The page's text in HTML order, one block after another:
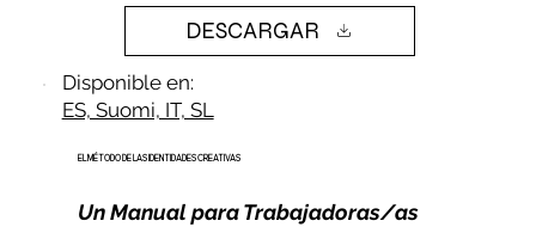
DESCARGAR
Disponible en:
ES, Suomi, IT, SL
EL MÉTODO DE LAS IDENTIDADES CREATIVAS
Un Manual para Trabajadoras/as